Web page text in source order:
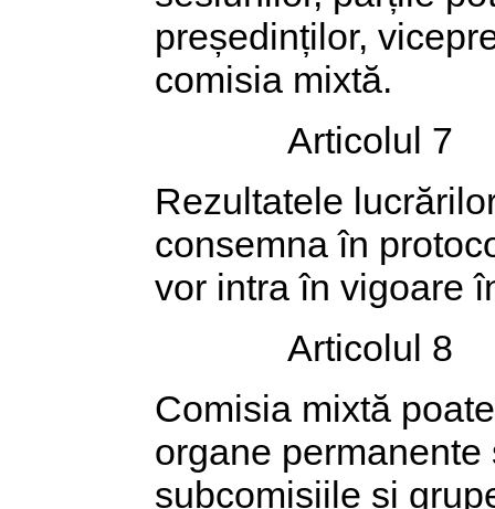
președinților,
comisia mixtă.
Articolul 7
Rezultatele
consemna în
vor intra în vigoare
Articolul 8
Comisia mixtă
organe
subcomisiile și